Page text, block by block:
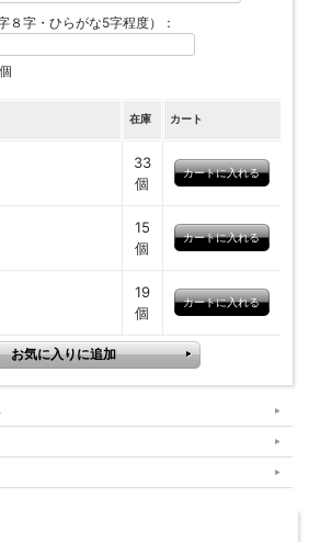
８字・ひらがな5字程度）：
個
在庫 カート
33
個
15
個
19
個